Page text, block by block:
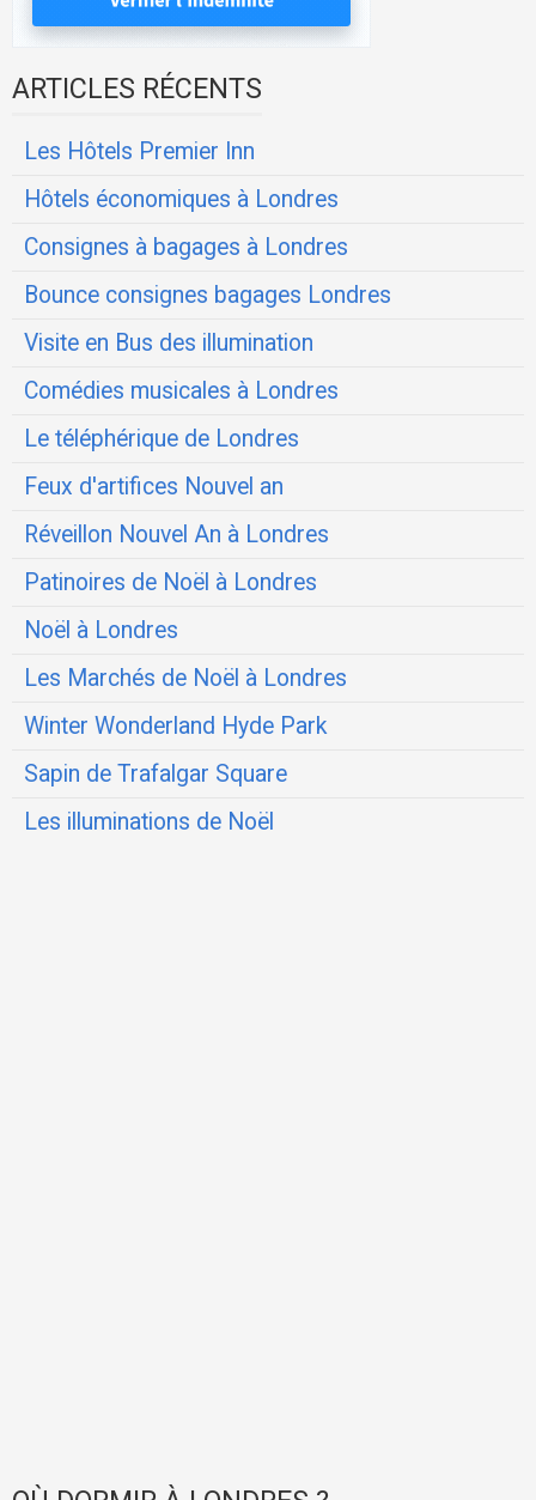
ARTICLES RÉCENTS
Les Hôtels Premier Inn
Hôtels économiques à Londres
Consignes à bagages à Londres
Bounce consignes bagages Londres
Visite en Bus des illumination
Comédies musicales à Londres
Le téléphérique de Londres
Feux d'artifices Nouvel an
Réveillon Nouvel An à Londres
Patinoires de Noël à Londres
Noël à Londres
Les Marchés de Noël à Londres
Winter Wonderland Hyde Park
Sapin de Trafalgar Square
Les illuminations de Noël